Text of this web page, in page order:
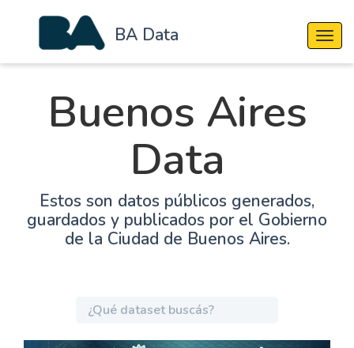
BA Data
Buenos Aires
Data
Estos son datos públicos generados,
guardados y publicados por el Gobierno
de la Ciudad de Buenos Aires.